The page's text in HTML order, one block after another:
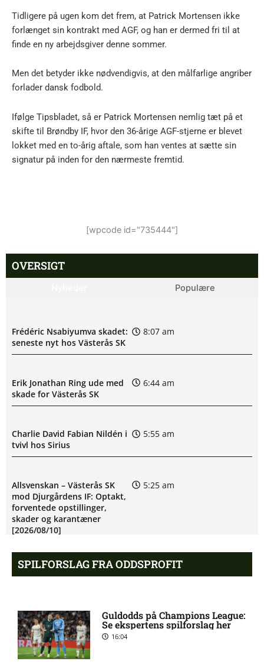
Tidligere på ugen kom det frem, at Patrick Mortensen ikke
forlænget sin kontrakt med AGF, og han er dermed fri til at
finde en ny arbejdsgiver denne sommer.
Men det betyder ikke nødvendigvis, at den målfarlige angriber
forlader dansk fodbold.
Ifølge Tipsbladet, så er Patrick Mortensen nemlig tæt på et
skifte til Brøndby IF, hvor den 36-årige AGF-stjerne er blevet
lokket med en to-årig aftale, som han ventes at sætte sin
signatur på inden for den nærmeste fremtid.
[wpcode id="735444"]
OVERSIGT
Populære
Frédéric Nsabiyumva skadet:
seneste nyt hos Västerås SK
8:07 am
Erik Jonathan Ring ude med
skade for Västerås SK
6:44 am
Charlie David Fabian Nildén i
tvivl hos Sirius
5:55 am
Allsvenskan – Västerås SK
mod Djurgårdens IF: Optakt,
forventede opstillinger,
skader og karantæner
[2026/08/10]
5:25 am
UEFA Europa Conference
[2026/08/12]
5:20 am
Eric Noel Patrik Milleskog i
SPILFORSLAG FRA ODDSPROFIT
Guldodds på Champions League:
Se ekspertens spilforslag her
16:04